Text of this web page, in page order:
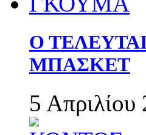
Ο
ΜΠΑΣΚΕΤ
5 Απριλίου